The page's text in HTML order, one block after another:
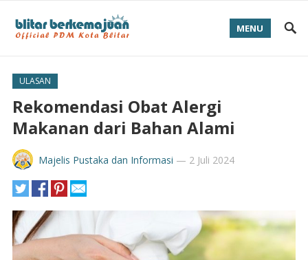
MENU
ULASAN
Rekomendasi Obat Alergi
Makanan dari Bahan Alami
Majelis Pustaka dan Informasi — 2 Juli 2024